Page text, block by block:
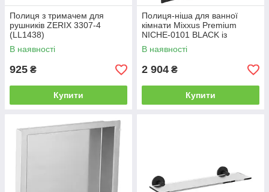
Полиця з тримачем для
рушників ZERIX 3307-4
(LL1438)
В наявності
925 ₴
Купити
Полиця-ніша для ванної
кімнати Mixxus Premium
NICHE-0101 BLACK із
нержавіючої сталі SUS304
(MI6678)
В наявності
2 904 ₴
Купити